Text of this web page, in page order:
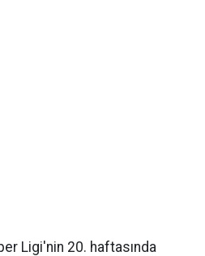
Ligi'nin 20. haftasında